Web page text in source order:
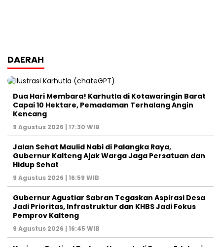
DAERAH
Dua Hari Membara! Karhutla di Kotawaringin Barat
Capai 10 Hektare, Pemadaman Terhalang Angin
Kencang
9 Agustus 2026 | 17:30 WIB
Jalan Sehat Maulid Nabi di Palangka Raya,
Gubernur Kalteng Ajak Warga Jaga Persatuan dan
Hidup Sehat
9 Agustus 2026 | 16:59 WIB
Gubernur Agustiar Sabran Tegaskan Aspirasi Desa
Jadi Prioritas, Infrastruktur dan KHBS Jadi Fokus
Pemprov Kalteng
9 Agustus 2026 | 16:45 WIB